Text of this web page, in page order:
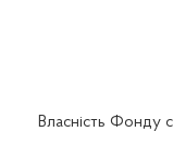
Власність Фонду